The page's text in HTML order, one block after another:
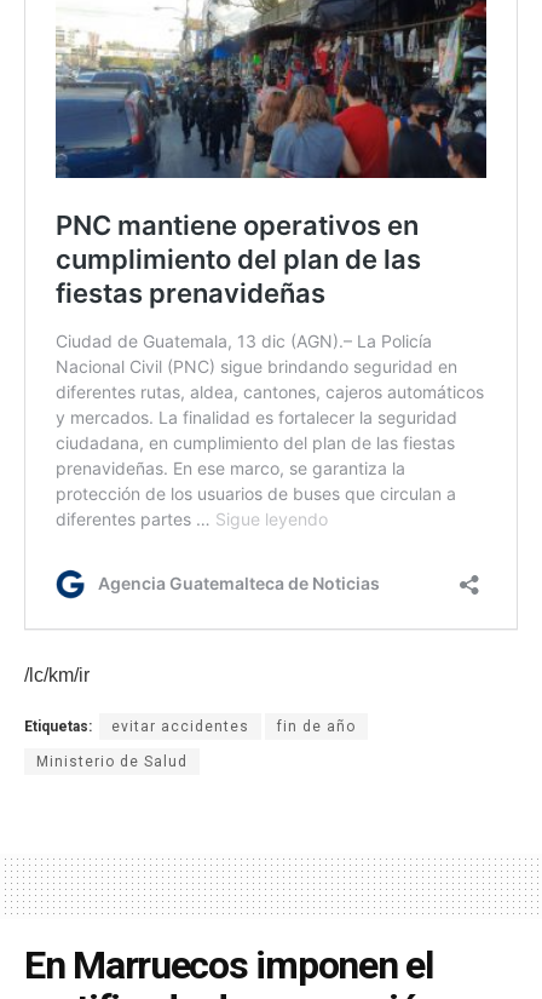
/lc/km/ir
Etiquetas: evitar accidentes fin de año
Ministerio de Salud
En Marruecos imponen el